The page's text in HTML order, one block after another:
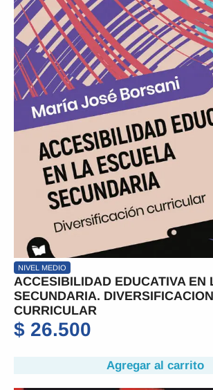
NIVEL MEDIO
ACCESIBILIDAD EDUCATIVA EN
SECUNDARIA. DIVERSIFICACION
CURRICULAR
$ 26.500
Agregar al carrito